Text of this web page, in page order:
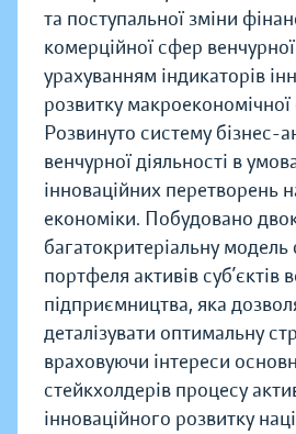
та поступальної зміни
комерційної сфер венчурної
урахуванням індикаторів
розвитку
Розвинуто систему бізнес-
венчурної діяльності в
інноваційних перетворень
економіки. Побудовано
багатокритеріальну
портфеля активів суб’єктів
підприємництва, яка
деталізувати оптимальну
враховуючи інтереси
стейкхолдерів процесу
інноваційного розвитку